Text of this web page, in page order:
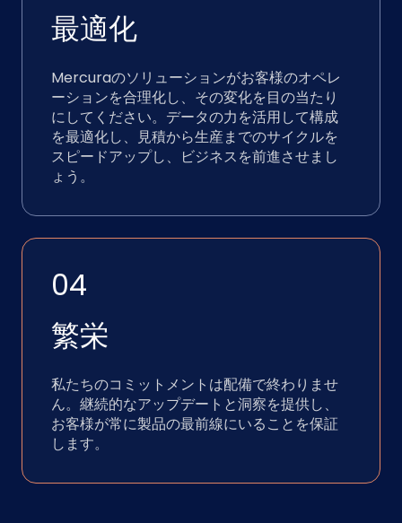
最適化
Mercuraのソリューションがお客様のオペレ
ーションを合理化し、その変化を目の当たり
にしてください。データの力を活用して構成
を最適化し、見積から生産までのサイクルを
スピードアップし、ビジネスを前進させまし
ょう。
04
繁栄
私たちのコミットメントは配備で終わりませ
ん。継続的なアップデートと洞察を提供し、
お客様が常に製品の最前線にいることを保証
します。